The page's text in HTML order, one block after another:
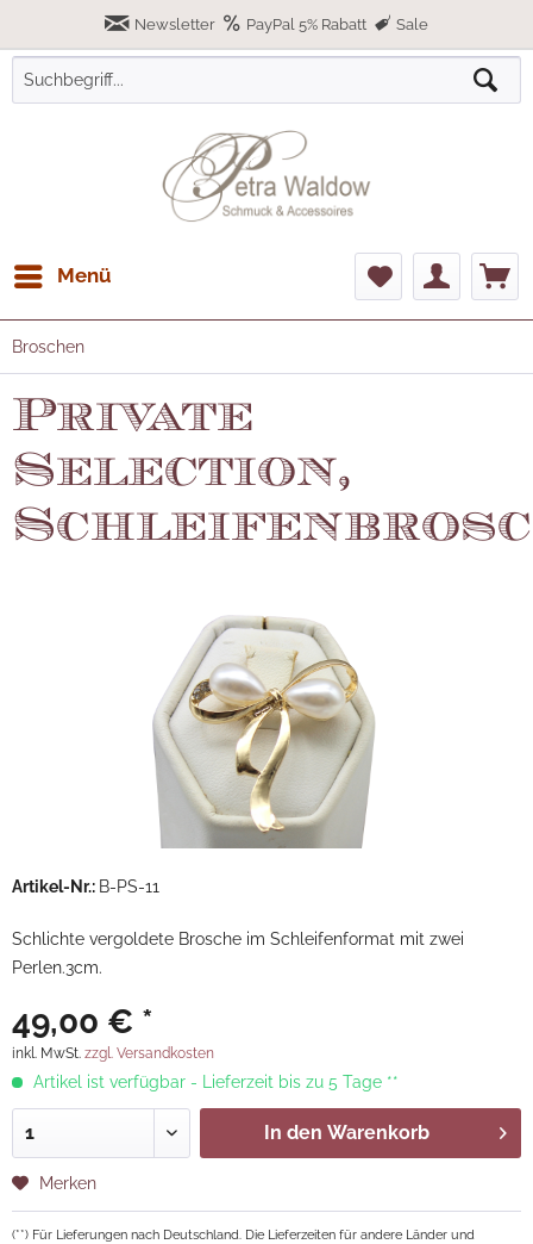
Newsletter PayPal 5% Rabatt Sale
Menü
Broschen
Private
Selection,
Artikel-Nr.: B-PS-11
Schlichte vergoldete Brosche im Schleifenformat mit zwei
Perlen.3cm.
49,00 € *
inkl. MwSt. zzgl. Versandkosten
Artikel ist verfügbar - Lieferzeit bis zu 5 Tage **
In den Warenkorb
Merken
(**) Für Lieferungen nach Deutschland. Die Lieferzeiten für andere Länder und